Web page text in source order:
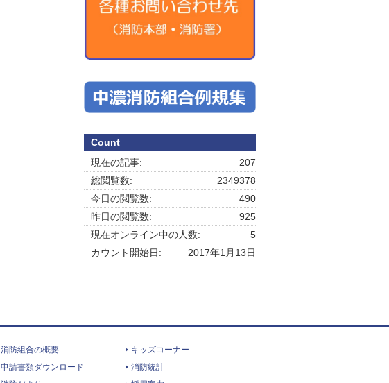
Count
207
現在の記事:
2349378
総閲覧数:
490
今日の閲覧数:
925
昨日の閲覧数:
5
現在オンライン中の人数:
2017年1月13日
カウント開始日:
消防組合の概要
キッズコーナー
申請書類ダウンロード
消防統計